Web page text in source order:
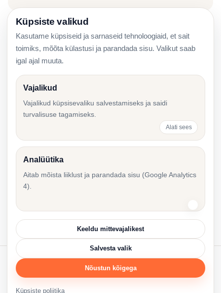
e-Äriregistri automaatmallid osaühingule:
juhend 2026
Esimene majandusaasta aruanne pärast
ettevõtte asutamist Eestis
registreerimist Eestis
© 2026 Accounting Resources.Accres.eu
Küpsiste poliitika
Küpsiste valikud
Kasutame küpsiseid ja sarnaseid tehnoloogiaid, et sait
toimiks, mõõta külastusi ja parandada sisu. Valikut saab
igal ajal muuta.
Vajalikud
Vajalikud küpsisevaliku salvestamiseks ja saidi
turvalisuse tagamiseks.
Alati sees
Analüütika
Aitab mõista liiklust ja parandada sisu (Google Analytics
4).
Keeldu mittevajalikest
Salvesta valik
Nõustun kõigega
Küpsiste poliitika